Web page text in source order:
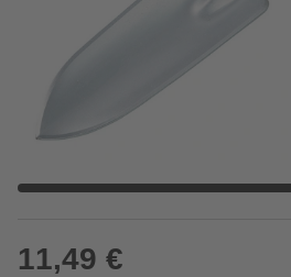
11,49 €